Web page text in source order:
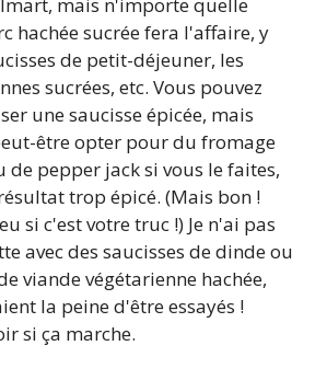
mais n'importe quelle
hachée sucrée fera l'affaire, y
de petit-déjeuner, les
sucrées, etc. Vous pouvez
une saucisse épicée, mais
être opter pour du fromage
de pepper jack si vous le faites,
trop épicé. (Mais bon !
si c'est votre truc !) Je n'ai pas
avec des saucisses de dinde ou
viande végétarienne hachée,
la peine d'être essayés !
si ça marche.